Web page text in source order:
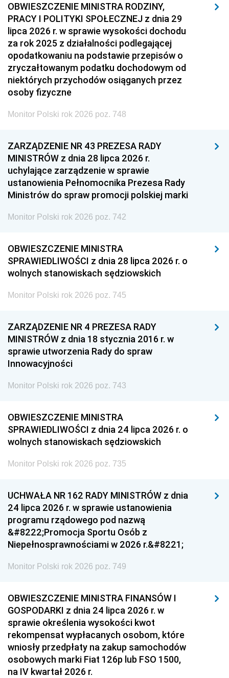
OBWIESZCZENIE MINISTRA RODZINY,
PRACY I POLITYKI SPOŁECZNEJ z dnia 29
lipca 2026 r. w sprawie wysokości dochodu
za rok 2025 z działalności podlegającej
opodatkowaniu na podstawie przepisów o
zryczałtowanym podatku dochodowym od
niektórych przychodów osiąganych przez
osoby fizyczne
Monitor Polski rok 2026 poz. 748
ZARZĄDZENIE NR 43 PREZESA RADY
MINISTRÓW z dnia 28 lipca 2026 r.
uchylające zarządzenie w sprawie
ustanowienia Pełnomocnika Prezesa Rady
Ministrów do spraw promocji polskiej marki
Monitor Polski rok 2026 poz. 742
OBWIESZCZENIE MINISTRA
SPRAWIEDLIWOŚCI z dnia 28 lipca 2026 r. o
wolnych stanowiskach sędziowskich
Monitor Polski rok 2026 poz. 745
ZARZĄDZENIE NR 4 PREZESA RADY
MINISTRÓW z dnia 18 stycznia 2016 r. w
sprawie utworzenia Rady do spraw
Innowacyjności
Monitor Polski rok 2026 poz. 743
OBWIESZCZENIE MINISTRA
SPRAWIEDLIWOŚCI z dnia 24 lipca 2026 r. o
wolnych stanowiskach sędziowskich
Monitor Polski rok 2026 poz. 735
UCHWAŁA NR 162 RADY MINISTRÓW z dnia
24 lipca 2026 r. w sprawie ustanowienia
programu rządowego pod nazwą
&#8222;Promocja Sportu Osób z
Niepełnosprawnościami w 2026 r.&#8221;
Monitor Polski rok 2026 poz. 749
OBWIESZCZENIE MINISTRA FINANSÓW I
GOSPODARKI z dnia 24 lipca 2026 r. w
sprawie określenia wysokości kwot
rekompensat wypłacanych osobom, które
wniosły przedpłaty na zakup samochodów
osobowych marki Fiat 126p lub FSO 1500,
na IV kwartał 2026 r.